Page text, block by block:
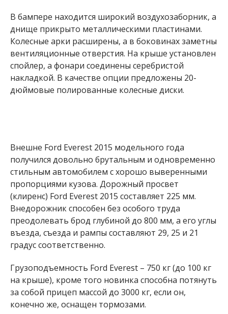
В бампере находится широкий воздухозаборник, а
днище прикрыто металлическими пластинами.
Колесные арки расширены, а в боковинах заметны
вентиляционные отверстия. На крыше установлен
спойлер, а фонари соединены серебристой
накладкой. В качестве опции предложены 20-
дюймовые полированные колесные диски.
Внешне Ford Everest 2015 модельного года
получился довольно брутальным и одновременно
стильным автомобилем с хорошо выверенными
пропорциями кузова. Дорожный просвет
(клиренс) Ford Everest 2015 составляет 225 мм.
Внедорожник способен без особого труда
преодолевать брод глубиной до 800 мм, а его углы
въезда, съезда и рампы составляют 29, 25 и 21
градус соответственно.
Грузоподъемность Ford Everest – 750 кг (до 100 кг
на крыше), кроме того новинка способна потянуть
за собой прицеп массой до 3000 кг, если он,
конечно же, оснащен тормозами.